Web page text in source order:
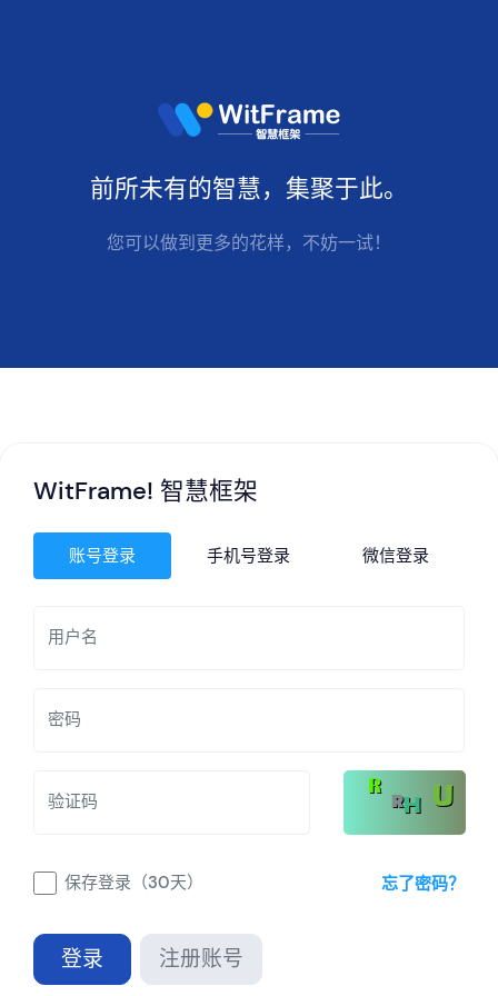
前所未有的智慧，集聚于此。
您可以做到更多的花样，不妨一试！
WitFrame! 智慧框架
账号登录 手机号登录 微信登录
用户名
密码
验证码
保存登录（30天） 忘了密码？
登录 注册账号